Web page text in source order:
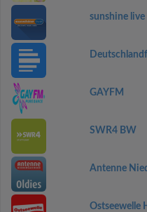
sunshine live
GAYFM
SWR4 BW
Antenne
Ostseewelle